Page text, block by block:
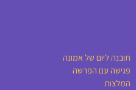
תובנה ליום של אמונה
פגישה עם הפרשה
המלצות